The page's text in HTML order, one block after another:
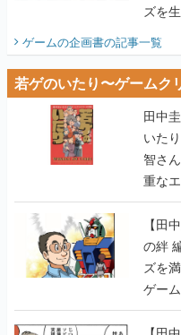
ズを
ゲームの企画書の記事一覧
若ゲのいたり〜ゲームク
田中
いた
智さ
重な
【田
の絆
ズを
ゲー
【若